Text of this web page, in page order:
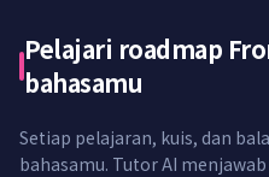
Pelajari roadmap
bahasamu
Setiap pelajaran, kuis, dan
bahasamu. Tutor AI